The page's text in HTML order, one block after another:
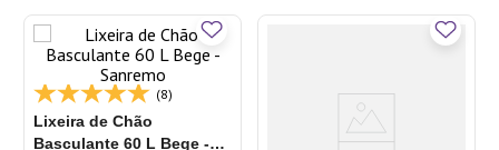
(8)
Lixeira de Chão
Basculante 60 L Bege -